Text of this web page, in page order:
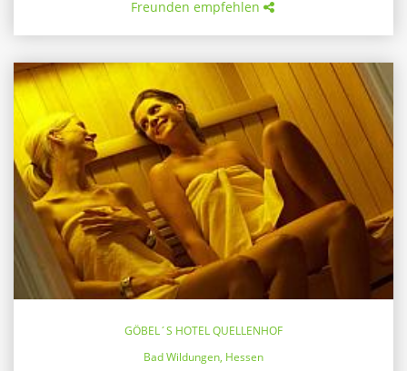
Freunden empfehlen
GÖBEL´S HOTEL QUELLENHOF
Bad Wildungen, Hessen